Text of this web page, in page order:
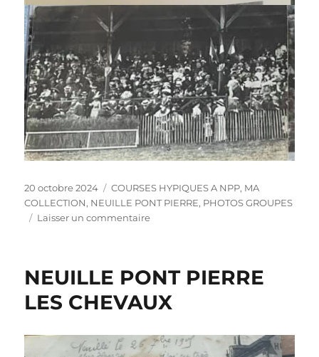
Publié
le
20 octobre 2024 Catégories
COURSES HYPIQUES A NPP, MA
COLLECTION, NEUILLE PONT PIERRE, PHOTOS GROUPES
Laisser un commentairesur
NEUILLE
PIERRE
NEUILLE PONT PIERRE
LES CHEVAUX